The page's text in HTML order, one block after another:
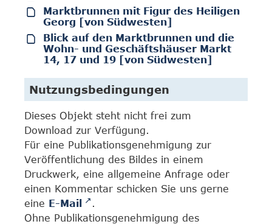
Marktbrunnen mit Figur des Heiligen
Georg [von Südwesten]
Blick auf den Marktbrunnen und die
Wohn- und Geschäftshäuser Markt
14, 17 und 19 [von Südwesten]
Nutzungsbedingungen
Dieses Objekt steht nicht frei zum
Download zur Verfügung.
Für eine Publikationsgenehmigung zur
Veröffentlichung des Bildes in einem
Druckwerk, eine allgemeine Anfrage oder
einen Kommentar schicken Sie uns gerne
eine E-Mail
.
Ohne Publikationsgenehmigung des